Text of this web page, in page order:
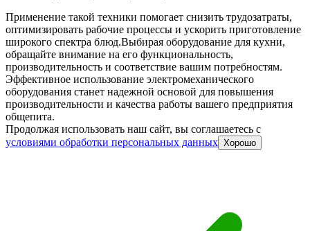
Применение такой техники помогает снизить трудозатраты,
оптимизировать рабочие процессы и ускорить приготовление
широкого спектра блюд.Выбирая оборудование для кухни,
обращайте внимание на его функциональность,
производительность и соответствие вашим потребностям.
Эффективное использование электромеханического
оборудования станет надежной основой для повышения
производительности и качества работы вашего предприятия
общепита.
Продолжая использовать наш сайт, вы соглашаетесь c
условиями обработки персональных данных Хорошо